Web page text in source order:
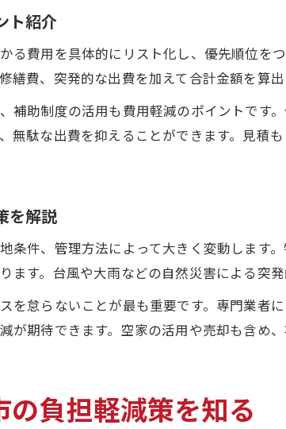
空家維持費を抑える節約ポイン
空家の維持費見直しで家計負担
空家維持費を削減する効果的な
空家維持費管理で無理なく節約
ト紹介
る費用を具体的にリスト化し、優先順位を
費、突発的な出費を加えて合計金額を算出
補助制度の活用も費用軽減のポイントです
無駄な出費を抑えることができます。見積
を解説
条件、管理方法によって大きく変動します
す。台風や大雨などの自然災害による突
を怠らないことが最も重要です。専門業者
期待できます。空家の活用や売却も含め
負担軽減策を知る